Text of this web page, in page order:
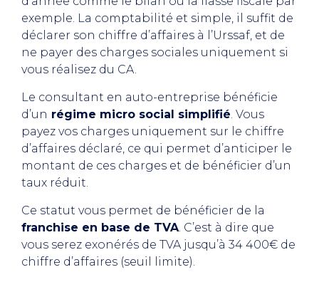
exemple. La comptabilité et simple, il suffit de
déclarer son chiffre d’affaires à l’Urssaf, et de
ne payer des charges sociales uniquement si
vous réalisez du CA.
Le consultant en auto-entreprise bénéficie
d’un régime micro social simplifié. Vous
payez vos charges uniquement sur le chiffre
d’affaires déclaré, ce qui permet d’anticiper le
montant de ces charges et de bénéficier d’un
taux réduit.
Ce statut vous permet de bénéficier de la
franchise en base de TVA. C’est à dire que
vous serez exonérés de TVA jusqu’à 34 400€ de
chiffre d’affaires (seuil limite).